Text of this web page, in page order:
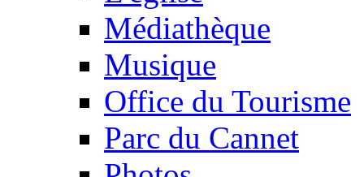
Médiathèque
Musique
Office du Tourisme
Parc du Cannet